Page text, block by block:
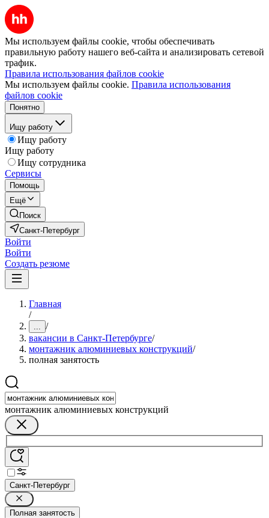
Мы используем файлы cookie, чтобы обеспечивать
правильную работу нашего веб-сайта и анализировать сетевой
трафик.
Правила использования файлов cookie
Мы используем файлы cookie. Правила использования
файлов cookie
Понятно
Ищу работу
Ищу работу
Ищу работу
Ищу сотрудника
Сервисы
Помощь
Ещё
Поиск
Санкт-Петербург
Войти
Войти
Создать резюме
Главная
/
... /
вакансии в Санкт-Петербурге/
монтажник алюминиевых конструкций/
полная занятость
монтажник алюминиевых конструкций
Санкт-Петербург
Полная занятость